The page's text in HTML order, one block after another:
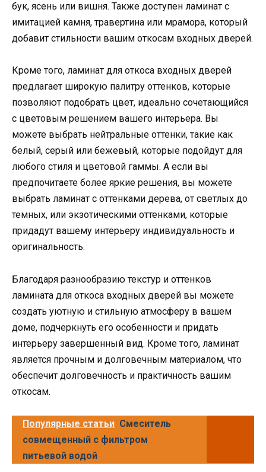
бук, ясень или вишня. Также доступен ламинат с
имитацией камня, травертина или мрамора, который
добавит стильности вашим откосам входных дверей.
Кроме того, ламинат для откоса входных дверей
предлагает широкую палитру оттенков, которые
позволяют подобрать цвет, идеально сочетающийся
с цветовым решением вашего интерьера. Вы
можете выбрать нейтральные оттенки, такие как
белый, серый или бежевый, которые подойдут для
любого стиля и цветовой гаммы. А если вы
предпочитаете более яркие решения, вы можете
выбрать ламинат с оттенками дерева, от светлых до
темных, или экзотическими оттенками, которые
придадут вашему интерьеру индивидуальность и
оригинальность.
Благодаря разнообразию текстур и оттенков
ламината для откоса входных дверей вы можете
создать уютную и стильную атмосферу в вашем
доме, подчеркнуть его особенности и придать
интерьеру завершенный вид. Кроме того, ламинат
является прочным и долговечным материалом, что
обеспечит долговечность и практичность вашим
откосам.
Популярные статьи Смеситель
совмещенный с фильтром
питьевой водой